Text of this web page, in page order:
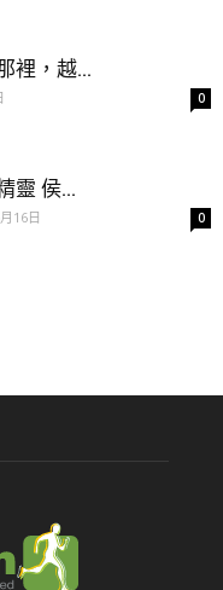
裡，越...
0
靈 侯...
16日 0